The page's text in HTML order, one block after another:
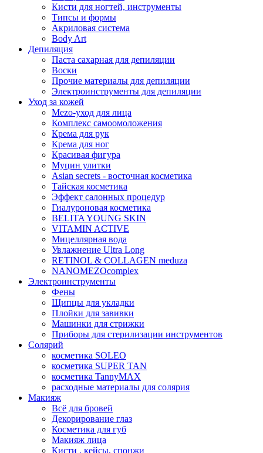
Кисти для ногтей, инструменты
Типсы и формы
Акриловая система
Body Art
Депиляция
Паста сахарная для депиляции
Воски
Прочие материалы для депиляции
Электроинструменты для депиляции
Уход за кожей
Mezo-уход для лица
Комплекс самоомоложения
Крема для рук
Крема для ног
Красивая фигура
Муцин улитки
Asian seсrets - восточная косметика
Тайская косметика
Эффект салонных процедур
Гиалуроновая косметика
BELITA YOUNG SKIN
VITAMIN ACTIVE
Мицеллярная вода
Увлажнение Ultra Long
RETINOL & COLLAGEN meduza
NANOMEZOcomplex
Электроинструменты
Фены
Щипцы для укладки
Плойки для завивки
Машинки для стрижки
Приборы для стерилизации инструментов
Солярий
косметика SOLEO
косметика SUPER TAN
косметика TannyMAX
расходные материалы для солярия
Макияж
Всё для бровей
Декорирование глаз
Косметика для губ
Макияж лица
Кисти , кейсы, спонжи